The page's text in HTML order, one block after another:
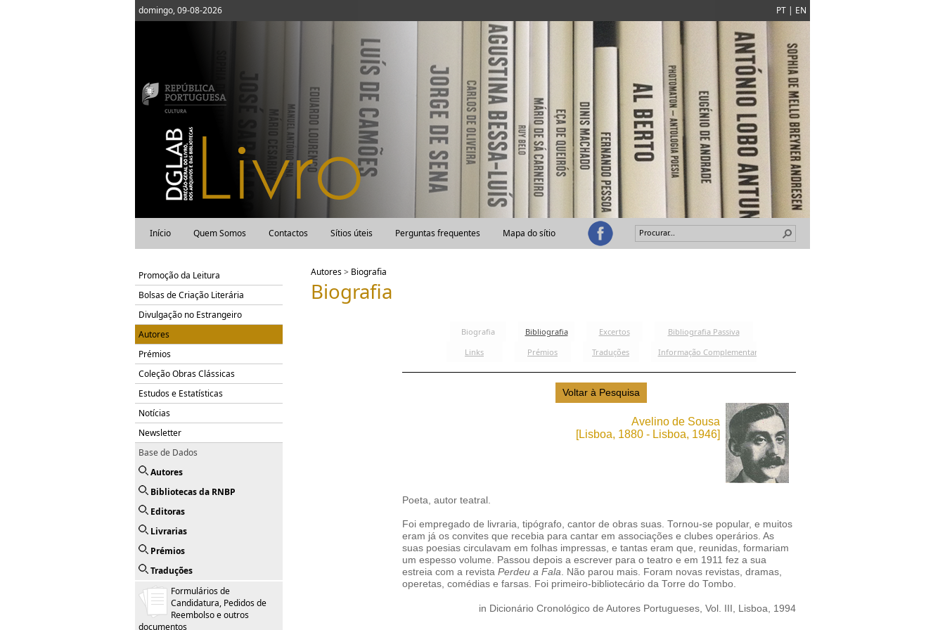
domingo, 09-08-2026 PT | EN
Início Quem Somos Contactos Sítios úteis Perguntas frequentes Mapa do sítio
Promoção da Leitura
Bolsas de Criação Literária
Divulgação no Estrangeiro
Autores
Prémios
Coleção Obras Clássicas
Estudos e Estatísticas
Notícias
Newsletter
Base de Dados
Autores
Bibliotecas da RNBP
Editoras
Livrarias
Prémios
Traduções
Formulários de
Candidatura, Pedidos de
Reembolso e outros
documentos
Autores> Biografia
Biografia
Avelino de Sousa
[Lisboa, 1880 - Lisboa, 1946]
Poeta, autor teatral.
Foi empregado de livraria, tipógrafo, cantor de obras suas. Tornou-se popular, e muitos
eram já os convites que recebia para cantar em associações e clubes operários. As
suas poesias circulavam em folhas impressas, e tantas eram que, reunidas, formariam
um espesso volume. Passou depois a escrever para o teatro e em 1911 fez a sua
estreia com a revista Perdeu a Fala. Não parou mais. Foram novas revistas, dramas,
operetas, comédias e farsas. Foi primeiro-bibliotecário da Torre do Tombo.
in Dicionário Cronológico de Autores Portugueses, Vol. III, Lisboa, 1994